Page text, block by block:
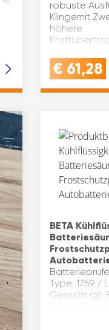
robuste
Klingemit
höhere
auf
Holz, Metall
€ 61,28
BETA
Type: 1759 /
Gewicht (g):